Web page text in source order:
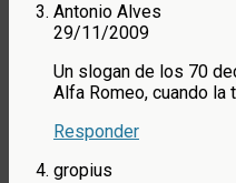
Antonio Alves
29/11/2009
Un slogan de los 70
Alfa Romeo, cuando la
Responder
gropius